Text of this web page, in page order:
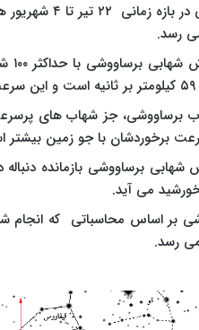
وی با بیان
برساووشی، جز شهاب های
برخوردشان با جو زمین